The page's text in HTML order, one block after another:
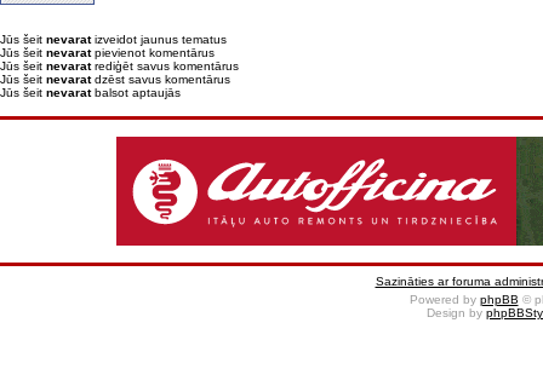
Jūs šeit nevaratizveidot jaunus tematus
Jūs šeit nevaratpievienot komentārus
Jūs šeit nevaratrediģēt savus komentārus
Jūs šeit nevaratdzēst savus komentārus
Jūs šeit nevaratbalsot aptaujās
Sazināties ar foruma
Powered by phpBB ©
Design by